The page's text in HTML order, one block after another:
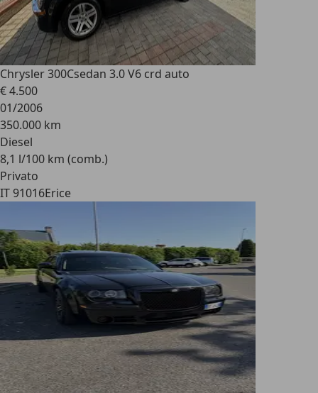
Chrysler 300Csedan 3.0 V6 crd auto
€ 4.500
01/2006
350.000 km
Diesel
8,1 l/100 km (comb.)
Privato
IT 91016Erice